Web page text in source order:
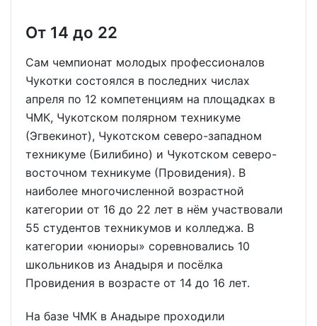
От 14 до 22
Сам чемпионат молодых профессионалов
Чукотки состоялся в последних числах
апреля по 12 компетенциям на площадках в
ЧМК, Чукотском полярном техникуме
(Эгвекинот), Чукотском северо-западном
техникуме (Билибино) и Чукотском северо-
восточном техникуме (Провидения). В
наиболее многочисленной возрастной
категории от 16 до 22 лет в нём участвовали
55 студентов техникумов и колледжа. В
категории «юниоры» соревновались 10
школьников из Анадыря и посёлка
Провидения в возрасте от 14 до 16 лет.
На базе ЧМК в Анадыре проходили